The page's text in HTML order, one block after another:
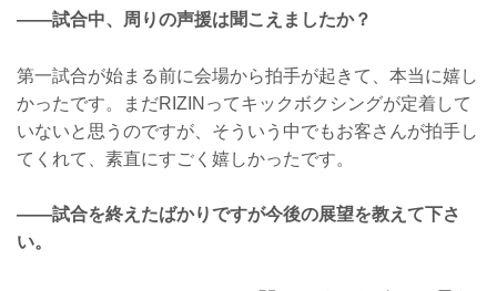
——試合中、周りの声援は聞こえましたか？
第一試合が始まる前に会場から拍手が起きて、本当に嬉し
かったです。まだRIZINってキックボクシングが定着して
いないと思うのですが、そういう中でもお客さんが拍手し
てくれて、素直にすごく嬉しかったです。
——試合を終えたばかりですが今後の展望を教えて下さ
い。